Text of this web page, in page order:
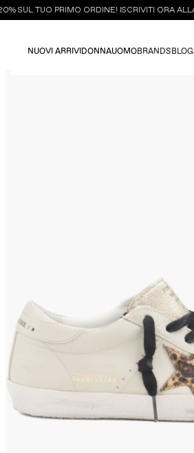
SUL TUO PRIMO ORDINE! ISCRIVITI ORA
NUOVI ARRIVIDONNAUOMOBRANDSBLOG